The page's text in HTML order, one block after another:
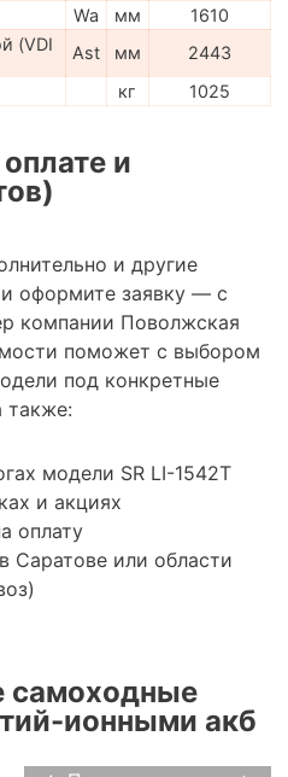
Wa мм
1610
(VDI
Ast мм
2443
кг 1025
и
и другие
оформите заявку — с
компании Поволжская
поможет с выбором
под конкретные
также:
модели SR LI-1542Т
и акциях
оплату
Саратове или области
самоходные
ионными акб